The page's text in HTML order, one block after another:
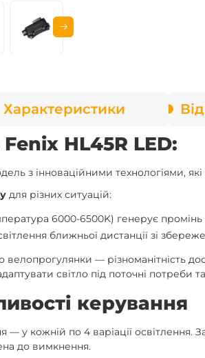
Характеристики
HL45R LED:
з інноваційними технологіями,
для різних ситуацій:
6000-6500K) генерує
ближньої дистанції зі
— різноманітність
світло під поточні потреби
керування
у кожній по 4 варіації освітлення.
до вимкнення.